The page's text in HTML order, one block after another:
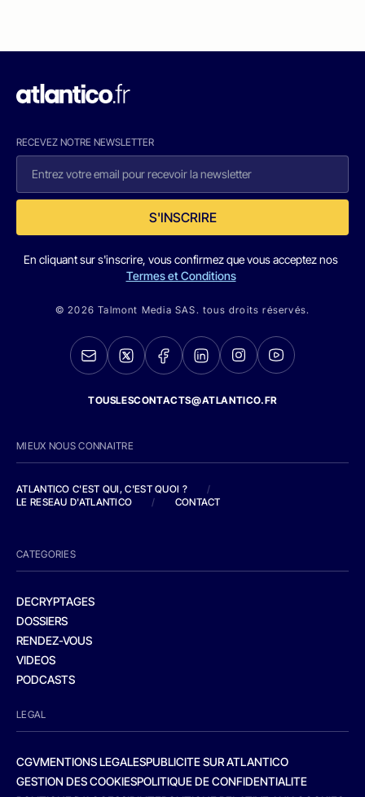
RECEVEZ NOTRE NEWSLETTER
S'INSCRIRE
En cliquant sur s'inscrire, vous confirmez que vous acceptez nos
Termes et Conditions
© 2026 Talmont Media SAS. tous droits réservés.
TOUSLESCONTACTS@ATLANTICO.FR
MIEUX NOUS CONNAITRE
ATLANTICO C'EST QUI, C'EST QUOI ?
/
LE RESEAU D'ATLANTICO
/ CONTACT
CATEGORIES
DECRYPTAGES
DOSSIERS
RENDEZ-VOUS
VIDEOS
PODCASTS
LEGAL
CGVMENTIONS LEGALESPUBLICITE SUR ATLANTICO
GESTION DES COOKIESPOLITIQUE DE CONFIDENTIALITE